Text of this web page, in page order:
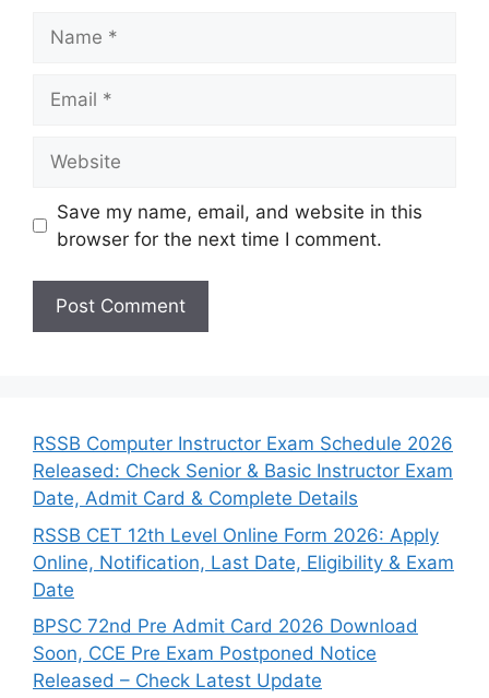
Save my name, email, and website in this
browser for the next time I comment.
RSSB Computer Instructor Exam Schedule 2026
Released: Check Senior & Basic Instructor Exam
Date, Admit Card & Complete Details
RSSB CET 12th Level Online Form 2026: Apply
Online, Notification, Last Date, Eligibility & Exam
Date
BPSC 72nd Pre Admit Card 2026 Download
Soon, CCE Pre Exam Postponed Notice
Released – Check Latest Update